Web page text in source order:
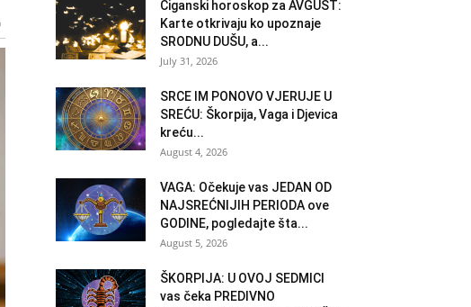
Ciganski horoskop za AVGUST:
Karte otkrivaju ko upoznaje
SRODNU DUŠU, a...
July 31, 2026
SRCE IM PONOVO VJERUJE U
SREĆU: Škorpija, Vaga i Djevica
kreću...
August 4, 2026
VAGA: Očekuje vas JEDAN OD
NAJSREĆNIJIH PERIODA ove
GODINE, pogledajte šta...
August 5, 2026
ŠKORPIJA: U OVOJ SEDMICI
vas čeka PREDIVNO